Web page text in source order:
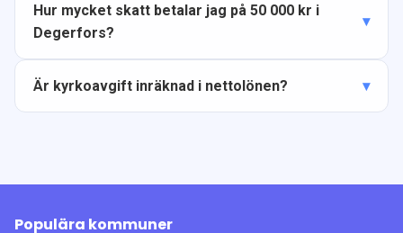
Hur mycket skatt betalar jag på 50 000 kr i
Degerfors?
Är kyrkoavgift inräknad i nettolönen?
Populära kommuner